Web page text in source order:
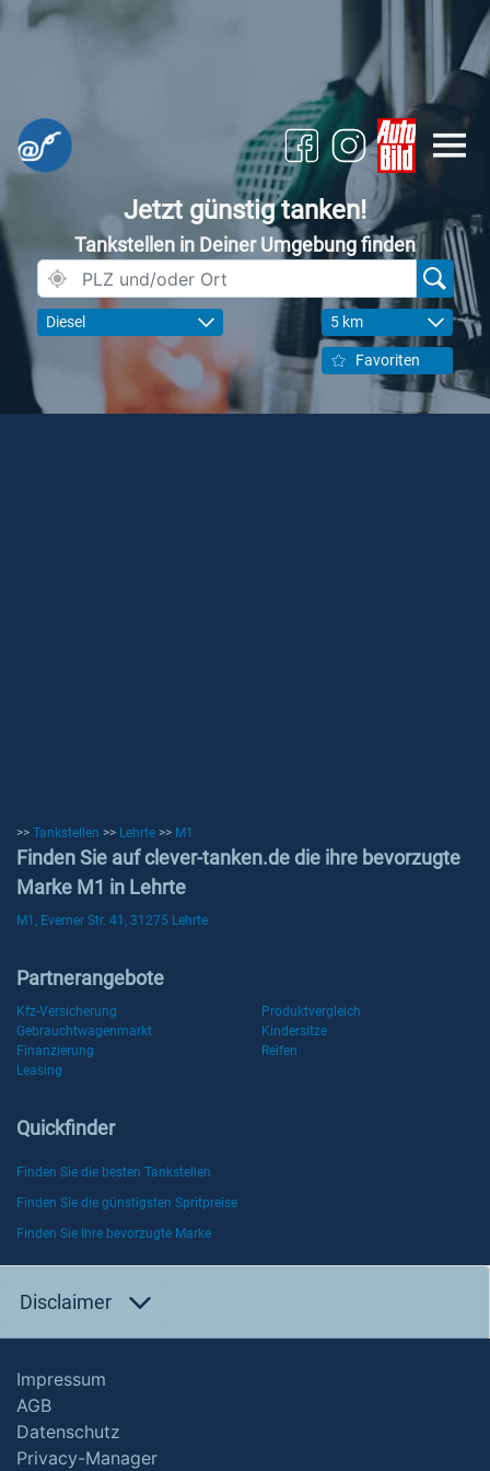
Jetzt günstig tanken!
Tankstellen in Deiner Umgebung finden
Diesel 5 km
Favoriten
>> Tankstellen >> Lehrte >> M1
Finden Sie auf clever-tanken.de die ihre bevorzugte
Marke M1 in Lehrte
M1, Everner Str. 41, 31275 Lehrte
Partnerangebote
Kfz-Versicherung
Produktvergleich
Gebrauchtwagenmarkt
Kindersitze
Finanzierung
Reifen
Leasing
Quickfinder
Finden Sie die besten Tankstellen
Finden Sie die günstigsten Spritpreise
Finden Sie Ihre bevorzugte Marke
Disclaimer
Impressum
AGB
Datenschutz
Privacy-Manager